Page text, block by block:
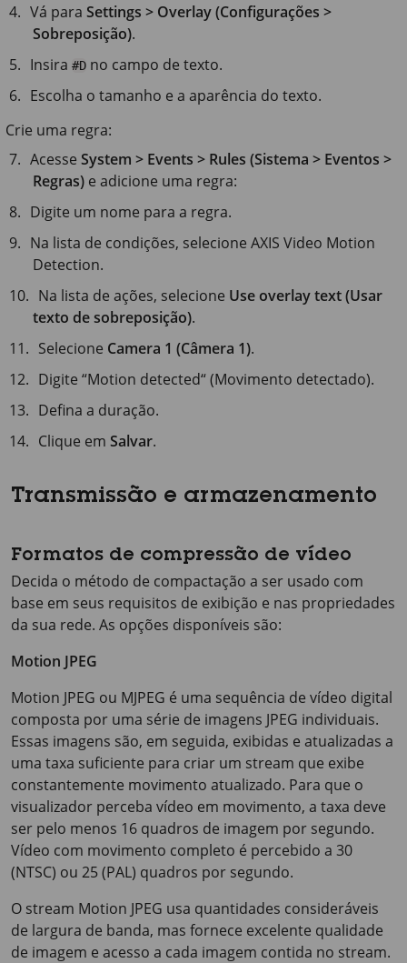
Vá paraSettings > Overlay (Configurações >
Sobreposição).
Insira#D no campo de texto.
Escolha o tamanho e a aparência do texto.
Crie uma regra:
AcesseSystem > Events > Rules (Sistema > Eventos >
Regras) e adicione uma regra:
Digite um nome para a regra.
Na lista de condições, selecione AXIS Video Motion
Detection.
Na lista de ações, selecione Use overlay text (Usar
texto de sobreposição).
Selecione Camera 1 (Câmera 1).
Digite “Motion detected“ (Movimento detectado).
Defina a duração.
Clique emSalvar.
Transmissão e armazenamento
Formatos de compressão de vídeo
Decida o método de compactação a ser usado com
base em seus requisitos de exibição e nas propriedades
da sua rede. As opções disponíveis são:
Motion JPEG
Motion JPEG ou MJPEG é uma sequência de vídeo digital
composta por uma série de imagens JPEG individuais.
Essas imagens são, em seguida, exibidas e atualizadas a
uma taxa suficiente para criar um stream que exibe
constantemente movimento atualizado. Para que o
visualizador perceba vídeo em movimento, a taxa deve
ser pelo menos 16 quadros de imagem por segundo.
Vídeo com movimento completo é percebido a 30
(NTSC) ou 25 (PAL) quadros por segundo.
O stream Motion JPEG usa quantidades consideráveis
de largura de banda, mas fornece excelente qualidade
de imagem e acesso a cada imagem contida no stream.